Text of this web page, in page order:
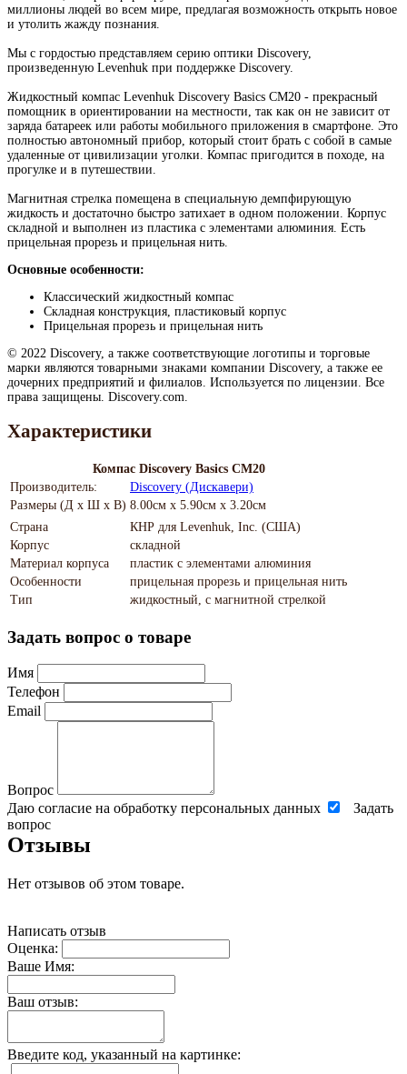
миллионы людей во всем мире, предлагая возможность открыть новое
и утолить жажду познания.
Мы с гордостью представляем серию оптики Discovery,
произведенную Levenhuk при поддержке Discovery.
Жидкостный компас Levenhuk Discovery Basics CM20 - прекрасный
помощник в ориентировании на местности, так как он не зависит от
заряда батареек или работы мобильного приложения в смартфоне. Это
полностью автономный прибор, который стоит брать с собой в самые
удаленные от цивилизации уголки. Компас пригодится в походе, на
прогулке и в путешествии.
Магнитная стрелка помещена в специальную демпфирующую
жидкость и достаточно быстро затихает в одном положении. Корпус
складной и выполнен из пластика с элементами алюминия. Есть
прицельная прорезь и прицельная нить.
Основные особенности:
Классический жидкостный компас
Складная конструкция, пластиковый корпус
Прицельная прорезь и прицельная нить
© 2022 Discovery, а также соответствующие логотипы и торговые
марки являются товарными знаками компании Discovery, а также ее
дочерних предприятий и филиалов. Используется по лицензии. Все
права защищены. Discovery.com.
Характеристики
Компас Discovery Basics CM20
Производитель:
Discovery (Дискавери)
Размеры (Д х Ш х В) 8.00см x 5.90см x 3.20см
Страна
КНР для Levenhuk, Inc. (США)
Корпус
складной
Материал корпуса
пластик с элементами алюминия
Особенности
прицельная прорезь и прицельная нить
Тип
жидкостный, с магнитной стрелкой
Задать вопрос о товаре
Имя
Телефон
Email
Вопрос
Даю согласие на обработку персональных данных
Задать
вопрос
Отзывы
Нет отзывов об этом товаре.
Написать отзыв
Оценка:
Ваше Имя:
Ваш отзыв:
Введите код, указанный на картинке: